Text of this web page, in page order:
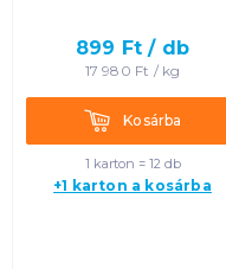
899 Ft / db
17 980 Ft / kg
KosárbaKosárba
1 karton = 12 db
+1 karton a kosárba